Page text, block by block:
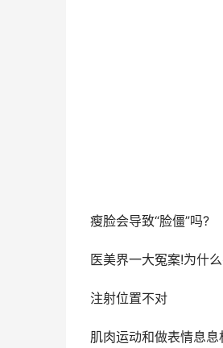
瘦脸会导致“脸僵”吗?
医美界一大冤案!为什
注射位置不对
肌肉运动和做表情息